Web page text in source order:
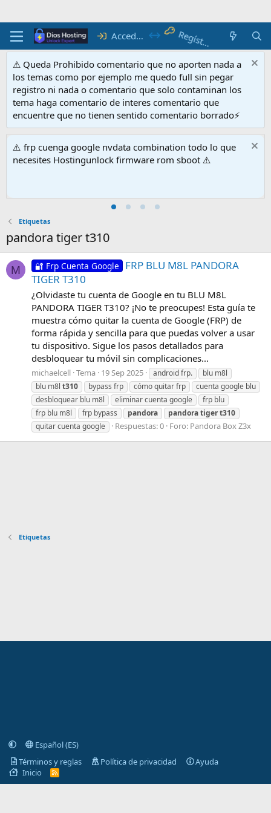
Acceder Regístrate
⚠ Queda Prohibido comentario que no aporten nada a
los temas como por ejemplo me quedo full sin pegar
registro ni nada o comentario que solo contaminan los
tema haga comentario de interes comentario que
encuentre que no tienen sentido comentario borrado⚡
⚠️ frp cuenga google nvdata combination todo lo que
necesites Hostingunlock firmware rom sboot ⚠️
Etiquetas
pandora tiger t310
M 🔐 Frp Cuenta Google
FRP BLU M8L PANDORA
TIGER T310
¿Olvidaste tu cuenta de Google en tu BLU M8L
PANDORA TIGER T310? ¡No te preocupes! Esta guía te
muestra cómo quitar la cuenta de Google (FRP) de
forma rápida y sencilla para que puedas volver a usar
tu dispositivo. Sigue los pasos detallados para
desbloquear tu móvil sin complicaciones...
michaelcell Tema 19 Sep 2025 android frp.
blu m8l
blu m8l t310 bypass frp cómo quitar frp
cuenta google blu
desbloquear blu m8l
eliminar cuenta google
frp blu
frp blu m8l
frp bypass pandora pandoratigert310
quitar cuenta google
Respuestas: 0 Foro: Pandora Box Z3x
Etiquetas
Español (ES)
Términos y reglas
Política de privacidad
Ayuda
Inicio
R
S